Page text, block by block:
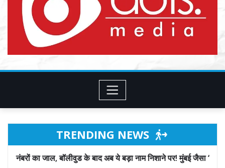
TRENDING NEWS
के बाद अब ये बड़ा नाम निशाने पर! मुंबई जैसा ‘फिरौती खेल’ अब दिल्ली-पंजाब में?